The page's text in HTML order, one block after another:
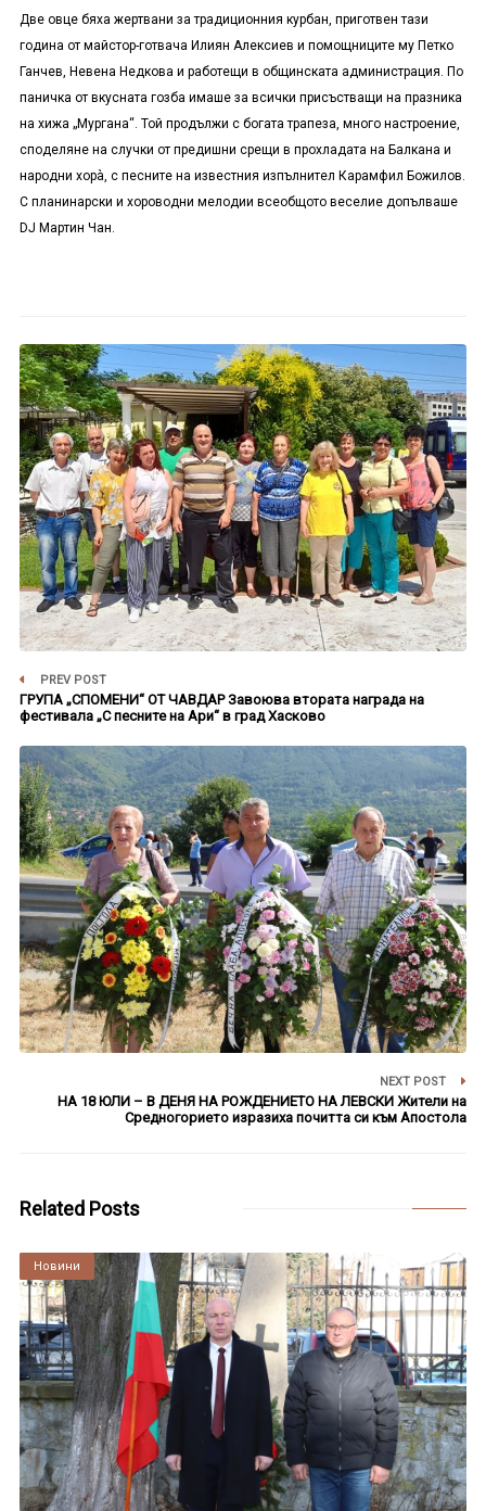
Две овце бяха жертвани за традиционния курбан, приготвен тази
година от майстор-готвача Илиян Алексиев и помощниците му Петко
Ганчев, Невена Недкова и работещи в общинската администрация. По
паничка от вкусната гозба имаше за всички присъстващи на празника
на хижа „Мургана“. Той продължи с богата трапеза, много настроение,
споделяне на случки от предишни срещи в прохладата на Балкана и
народни хорà, с песните на известния изпълнител Карамфил Божилов.
С планинарски и хороводни мелодии всеобщото веселие допълваше
DJ Мартин Чан.
PREV POST
ГРУПА „СПОМЕНИ“ ОТ ЧАВДАР Завоюва втората награда на
фестивала „С песните на Ари“ в град Хасково
NEXT POST
НА 18 ЮЛИ – В ДЕНЯ НА РОЖДЕНИЕТО НА ЛЕВСКИ Жители на
Средногорието изразиха почитта си към Апостола
Related Posts
Култура
Новини